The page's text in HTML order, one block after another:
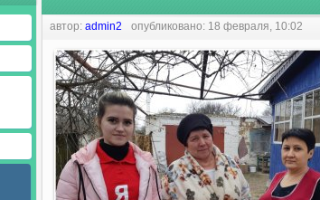
автор: admin2 опубликовано: 18 февраля, 10:02